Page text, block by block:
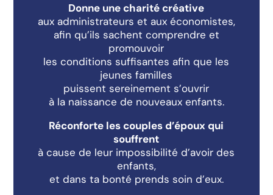
Donne une charité créative
aux administrateurs et aux économistes,
afin qu’ils sachent comprendre et
promouvoir
les conditions suffisantes afin que les
jeunes familles
puissent sereinement s’ouvrir
à la naissance de nouveaux enfants.
Réconforte les couples d’époux qui
souffrent
à cause de leur impossibilité d’avoir des
enfants,
et dans ta bonté prends soin d’eux.